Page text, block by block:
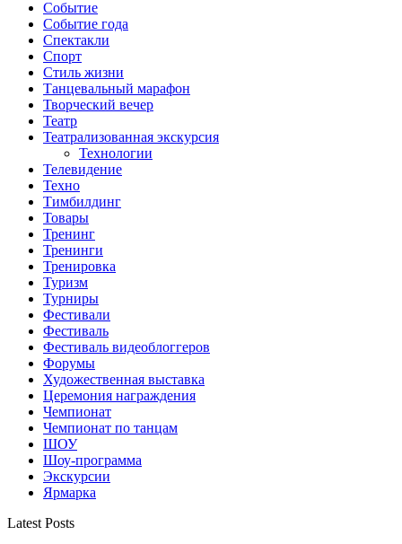
Событие
Событие года
Спектакли
Спорт
Стиль жизни
Танцевальный марафон
Творческий вечер
Театр
Театрализованная экскурсия
Технологии
Телевидение
Техно
Тимбилдинг
Товары
Тренинг
Тренинги
Тренировка
Туризм
Турниры
Фестивали
Фестиваль
Фестиваль видеоблоггеров
Форумы
Художественная выставка
Церемония награждения
Чемпионат
Чемпионат по танцам
ШОУ
Шоу-программа
Экскурсии
Ярмарка
Latest Posts